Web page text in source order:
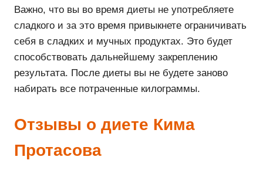
Важно, что вы во время диеты не употребляете
сладкого и за это время привыкнете ограничивать
себя в сладких и мучных продуктах. Это будет
способствовать дальнейшему закреплению
результата. После диеты вы не будете заново
набирать все потраченные килограммы.
Отзывы о диете Кима
Протасова